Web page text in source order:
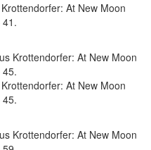
At New Moon
At New Moon